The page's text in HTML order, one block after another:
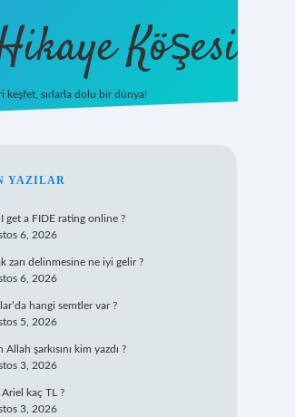
Köşesi
keşfet, sırlarla dolu bir dünya!
YAZILAR
get a FIDE rating online ?
6, 2026
zarı delinmesine ne iyi gelir ?
6, 2026
hangi semtler var ?
5, 2026
Allah şarkısını kim yazdı ?
3, 2026
kaç TL ?
3, 2026